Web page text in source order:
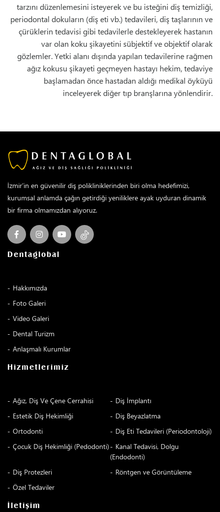
tarzını düzenlemesini isteyerek ve bu isteğini diş temizliği,
periodontal dokuların (diş eti vb.) tedavileri, diş taşlarının ve
çürüklerin tedavisi gibi tedavilerle destekleyerek hastanın
var olan koku şikayetini sübjektif ve objektif olarak
gözlemler. Yetki alanı dışında yapılan tedavilerine rağmen
ağız kokusu şikayeti geçmeyen hastayı hekim, tedaviye
başlamadan önce hastadan aldığı medikal öyküyü
inceleyerek diğer tıp branşlarına yönlendirir.
İzmir’in en güvenilir diş polikliniklerinden biri olma hedefimizi,
kurumsal anlamda çağın getirdiği yeniliklere ayak uyduran dinamik
bir firma olmamızdan alıyoruz.
Dentaglobal
Hakkımızda
Foto Galeri
Video Galeri
Dental Turizm
Anlaşmalı Kurumlar
Hizmetlerimiz
Ağız, Diş Ve Çene Cerrahisi
Diş İmplantı
Estetik Diş Hekimliği
Diş Beyazlatma
Ortodonti
Diş Eti Tedavileri (Periodontoloji)
Çocuk Diş Hekimliği (Pedodonti)
Kanal Tedavisi, Dolgu
(Endodonti)
Diş Protezleri
Röntgen ve Görüntüleme
Özel Tedaviler
İletişim